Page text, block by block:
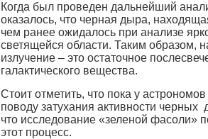
Когда был проведен дальнейший
оказалось, что черная дыра,
чем ранее ожидалось при анализе
светящейся области. Таким образом,
излучение – это остаточное
галактического вещества.
Стоит отметить, что пока у
поводу затухания активности
что исследование «зеленой фасоли»
этот процесс.